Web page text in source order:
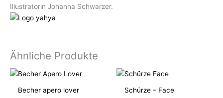
Illustratorin Johanna Schwarzer.
Ähnliche Produkte
Becher apero lover Schürze – Face